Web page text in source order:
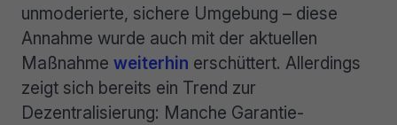
unmoderierte, sichere Umgebung – diese
Annahme wurde auch mit der aktuellen
Maßnahme weiterhin erschüttert. Allerdings
zeigt sich bereits ein Trend zur
Dezentralisierung: Manche Garantie-